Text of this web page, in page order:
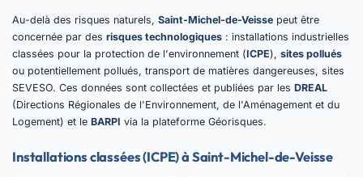
Au-delà des risques naturels, Saint-Michel-de-Veisse peut être
concernée par des risques technologiques : installations industrielles
classées pour la protection de l'environnement (ICPE), sites pollués
ou potentiellement pollués, transport de matières dangereuses, sites
SEVESO. Ces données sont collectées et publiées par les DREAL
(Directions Régionales de l'Environnement, de l'Aménagement et du
Logement) et le BARPI via la plateforme Géorisques.
Installations classées (ICPE) à Saint-Michel-de-Veisse